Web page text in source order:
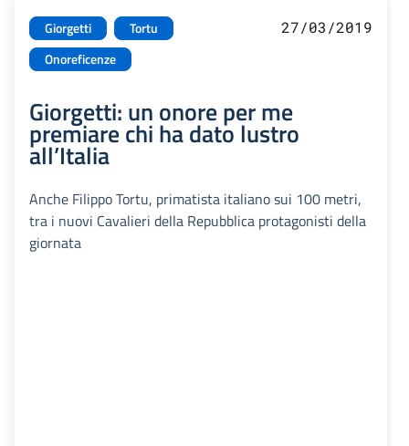
Giorgetti
Tortu
Onoreficenze
27/03/2019
Giorgetti: un onore per me
premiare chi ha dato lustro
all’Italia
Anche Filippo Tortu, primatista italiano sui 100 metri,
tra i nuovi Cavalieri della Repubblica protagonisti della
giornata